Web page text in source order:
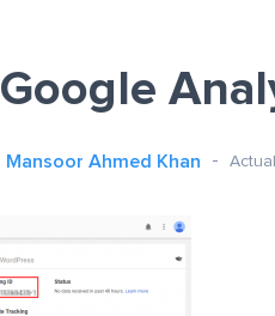
Google
Mansoor Ahmed Khan